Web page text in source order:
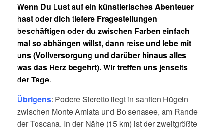
Wenn Du Lust auf ein künstlerisches Abenteuer
hast oder dich tiefere Fragestellungen
beschäftigen oder du zwischen Farben einfach
mal so abhängen willst, dann reise und lebe mit
uns (Vollversorgung und darüber hinaus alles
was das Herz begehrt). Wir treffen uns jenseits
der Tage.
Übrigens: Podere Sieretto liegt in sanften Hügeln
zwischen Monte Amiata und Bolsenasee, am Rande
der Toscana. In der Nähe (15 km) ist der zweitgrößte